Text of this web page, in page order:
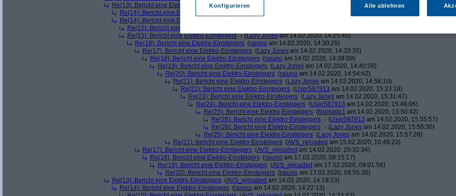
Re(13): Bericht eine Elektro-Einsteigers(Lazy Jones
Re(14): Bericht eine Elektro-Einsteigers
Re(14): Bericht eine Elektro-Einsteigers
Re(15): Bericht eine Elektro-Einsteigers
Re(15): Bericht eine Elektro-Einsteigers
(Lazy Jonesam 14.02.2020, 14:25:40)
Re(16): Bericht eine Elektro-Einsteigers (raiuno am 14.02.2020, 14:30:29)
Re(17): Bericht eine Elektro-Einsteigers (Lazy Jones am 14.02.2020, 14:33:35)
Re(18): Bericht eine Elektro-Einsteigers (raiuno am 14.02.2020, 14:38:09)
Re(19): Bericht eine Elektro-Einsteigers (Lazy Jones am 14.02.2020, 14:40:59)
Re(20): Bericht eine Elektro-Einsteigers (raiuno am 14.02.2020, 14:54:42)
Re(21): Bericht eine Elektro-Einsteigers (Lazy Jones am 14.02.2020, 14:58:10)
Re(22): Bericht eine Elektro-Einsteigers (User587913 am 14.02.2020, 15:23:18)
Re(23): Bericht eine Elektro-Einsteigers (Lazy Jones am 14.02.2020, 15:31:47)
Re(24): Bericht eine Elektro-Einsteigers (User587913 am 14.02.2020, 15:48:06)
Re(25): Bericht eine Elektro-Einsteigers (Nomade1 am 14.02.2020, 15:50:42)
Re(26): Bericht eine Elektro-Einsteigers
(User587913 am 14.02.2020, 15:55:57)
Re(26): Bericht eine Elektro-Einsteigers
(Lazy Jones am 14.02.2020, 15:56:30)
Re(25): Bericht eine Elektro-Einsteigers (Lazy Jones am 14.02.2020, 15:57:28)
Re(21): Bericht eine Elektro-Einsteigers (AVS_reloaded am 15.02.2020, 10:49:23)
Re(17): Bericht eine Elektro-Einsteigers (AVS_reloaded am 14.02.2020, 20:32:34)
Re(18): Bericht eine Elektro-Einsteigers (raiuno am 17.02.2020, 08:15:17)
Re(19): Bericht eine Elektro-Einsteigers (AVS_reloaded am 17.02.2020, 09:01:56)
Re(20): Bericht eine Elektro-Einsteigers (raiuno am 17.02.2020, 09:55:30)
Re(13): Bericht eine Elektro-Einsteigers (AVS_reloaded am 14.02.2020, 14:18:23)
Re(14): Bericht eine Elektro-Einsteigers (raiuno am 14.02.2020, 14:22:13)
Konfigurieren Alle ablehnen